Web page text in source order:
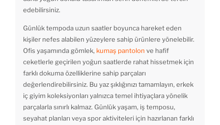
edebilirsiniz.
Günlük tempoda uzun saatler boyunca hareket eden
kişiler nefes alabilen yüzeylere sahip ürünlere yönelebilir.
Ofis yaşamında gömlek, kumaş pantolon ve hafif
ceketlerle geçirilen yoğun saatlerde rahat hissetmek için
farklı dokuma özelliklerine sahip parçaları
değerlendirebilirsiniz. Bu yaz şıklığınızı tamamlayın, erkek
iç giyim koleksiyonları yalnızca temel ihtiyaçlara yönelik
parçalarla sınırlı kalmaz. Günlük yaşam, iş temposu,
seyahat planları veya spor aktiviteleri için hazırlanan farklı